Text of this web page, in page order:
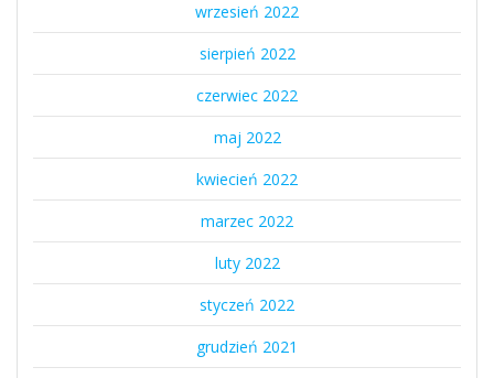
wrzesień 2022
sierpień 2022
czerwiec 2022
maj 2022
kwiecień 2022
marzec 2022
luty 2022
styczeń 2022
grudzień 2021